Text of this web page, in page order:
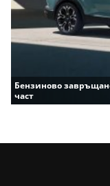
Бензиново
част